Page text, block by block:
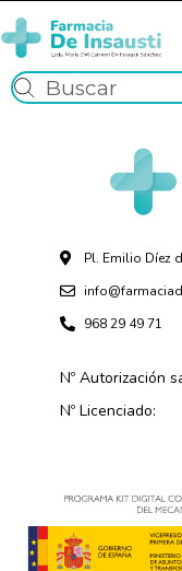
Pl. Emilio Díez
968 29 49 71
Nº Autorización
Nº Licenciado: